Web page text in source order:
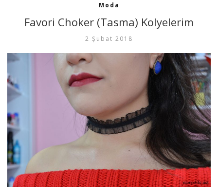
Moda
Favori Choker (Tasma) Kolyelerim
2 Şubat 2018